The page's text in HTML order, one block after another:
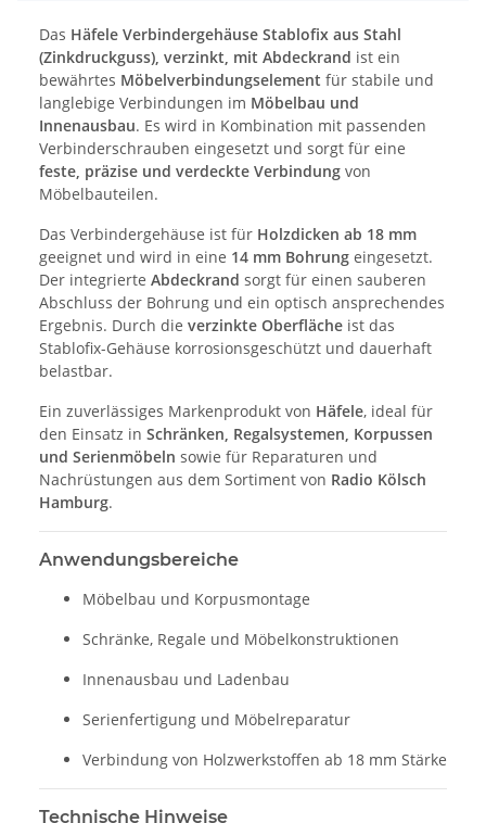
Das Häfele Verbindergehäuse Stablofix aus Stahl
(Zinkdruckguss), verzinkt, mit Abdeckrand ist ein
bewährtes Möbelverbindungselement für stabile und
langlebige Verbindungen im Möbelbau und
Innenausbau. Es wird in Kombination mit passenden
Verbinderschrauben eingesetzt und sorgt für eine
feste, präzise und verdeckte Verbindung von
Möbelbauteilen.
Das Verbindergehäuse ist für Holzdicken ab 18 mm
geeignet und wird in eine 14 mm Bohrung eingesetzt.
Der integrierte Abdeckrand sorgt für einen sauberen
Abschluss der Bohrung und ein optisch ansprechendes
Ergebnis. Durch die verzinkte Oberfläche ist das
Stablofix-Gehäuse korrosionsgeschützt und dauerhaft
belastbar.
Ein zuverlässiges Markenprodukt von Häfele, ideal für
den Einsatz in Schränken, Regalsystemen, Korpussen
und Serienmöbeln sowie für Reparaturen und
Nachrüstungen aus dem Sortiment von Radio Kölsch
Hamburg.
Anwendungsbereiche
Möbelbau und Korpusmontage
Schränke, Regale und Möbelkonstruktionen
Innenausbau und Ladenbau
Serienfertigung und Möbelreparatur
Verbindung von Holzwerkstoffen ab 18 mm Stärke
Technische Hinweise